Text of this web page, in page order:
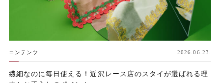
コンテンツ 2026.06.23.
繊細なのに毎日使える！近沢レース店のスタイが選ばれる理